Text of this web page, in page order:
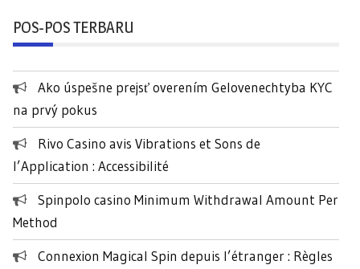
t
k
:
POS-POS TERBARU
Ako úspešne prejsť overením Gelovenechtyba KYC
na prvý pokus
Rivo Casino avis Vibrations et Sons de
l’Application : Accessibilité
Spinpolo casino Minimum Withdrawal Amount Per
Method
Connexion Magical Spin depuis l’étranger : Règles